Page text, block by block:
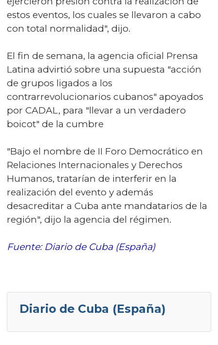
estos eventos, los cuales se llevaron a cabo
con total normalidad", dijo.
El fin de semana, la agencia oficial Prensa
Latina advirtió sobre una supuesta "acción
de grupos ligados a los
contrarrevolucionarios cubanos" apoyados
por CADAL, para "llevar a un verdadero
boicot" de la cumbre
"Bajo el nombre de II Foro Democrático en
Relaciones Internacionales y Derechos
Humanos, tratarían de interferir en la
realización del evento y además
desacreditar a Cuba ante mandatarios de la
región", dijo la agencia del régimen.
Fuente: Diario de Cuba (España)
Diario de Cuba (España)